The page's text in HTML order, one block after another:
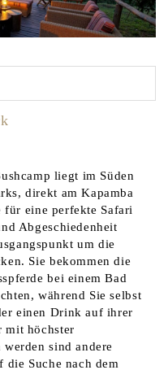
liegt im Süden
direkt am Kapamba
eine perfekte Safari
Abgeschiedenheit
um die
Sie bekommen die
bei einem Bad
während Sie selbst
einen Drink auf ihrer
mit höchster
sind andere
die Suche nach dem